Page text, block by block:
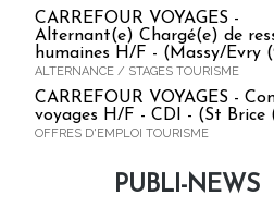
CARREFOUR VOYAGES -
Alternant(e) Chargé(e) de
humaines H/F - (Massy/Evry
ALTERNANCE / STAGES TOURISME
CARREFOUR VOYAGES -
voyages H/F - CDI - (St Brice
OFFRES D'EMPLOI TOURISME
PUBLI-NEWS